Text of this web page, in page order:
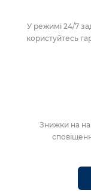
У режимі 24/7
користуйтесь
Знижки на